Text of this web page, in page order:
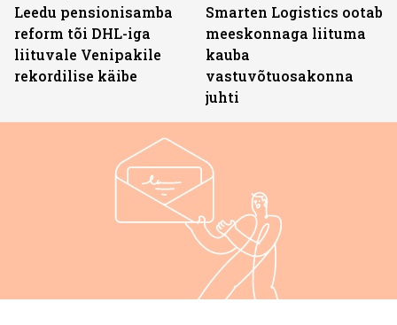
Leedu pensionisamba
reform tõi DHL-iga
liituvale Venipakile
rekordilise käibe
Smarten Logistics ootab
meeskonnaga liituma
kauba
vastuvõtuosakonna
juhti